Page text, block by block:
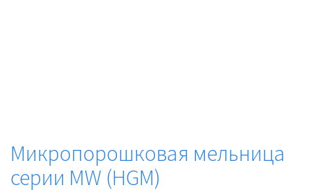
Микропорошковая мельница
серии MW (HGM)